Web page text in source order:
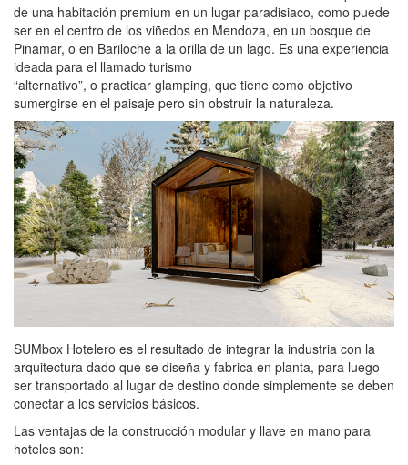
de una habitación premium en un lugar paradisiaco, como puede
ser en el centro de los viñedos en Mendoza, en un bosque de
Pinamar, o en Bariloche a la orilla de un lago. Es una experiencia
ideada para el llamado turismo
“alternativo”, o practicar glamping, que tiene como objetivo
sumergirse en el paisaje pero sin obstruir la naturaleza.
SUMbox Hotelero es el resultado de integrar la industria con la
arquitectura dado que se diseña y fabrica en planta, para luego
ser transportado al lugar de destino donde simplemente se deben
conectar a los servicios básicos.
Las ventajas de la construcción modular y llave en mano para
hoteles son: